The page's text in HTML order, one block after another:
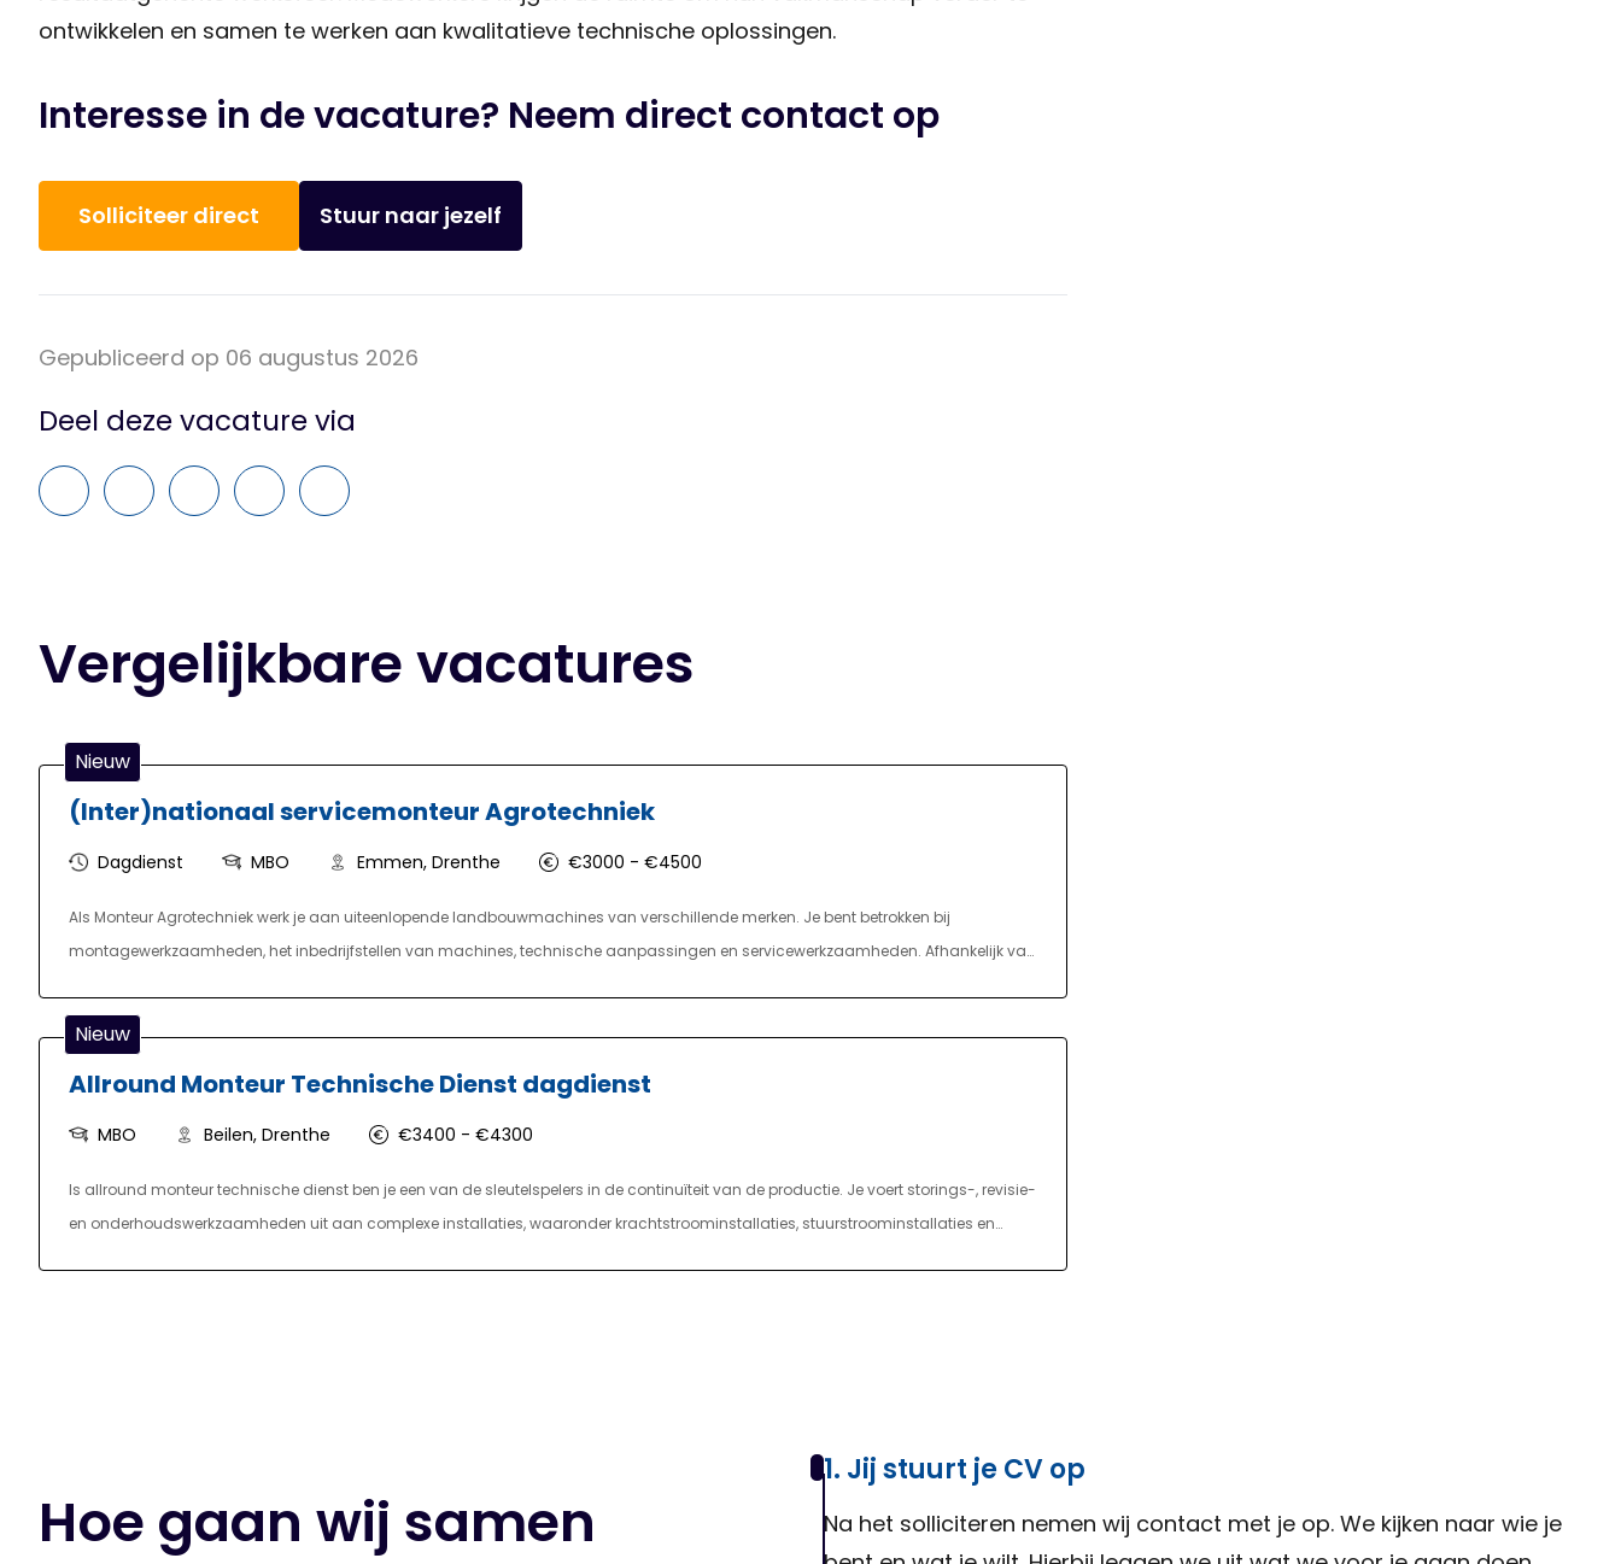
ontwikkelen en samen te werken aan kwalitatieve technische oplossingen.
Interesse in de vacature? Neem direct contact op
Solliciteer direct Stuur naar jezelf
Gepubliceerd op 06 augustus 2026
Deel deze vacature via
Vergelijkbare vacatures
Nieuw
(Inter)nationaal servicemonteur Agrotechniek
Dagdienst MBO Emmen, Drenthe €3000 - €4500
Als Monteur Agrotechniek werk je aan uiteenlopende landbouwmachines van verschillende merken. Je bent betrokken bij
montagewerkzaamheden, het inbedrijfstellen van machines, technische aanpassingen en servicewerkzaamheden. Afhankelijk van
Nieuw
Allround Monteur Technische Dienst dagdienst
MBO Beilen, Drenthe €3400 - €4300
ls allround monteur technische dienst ben je een van de sleutelspelers in de continuïteit van de productie. Je voert storings-, revisie-
en onderhoudswerkzaamheden uit aan complexe installaties, waaronder krachtstroominstallaties, stuurstroominstallaties en
Hoe gaan wij samen
1. Jij stuurt je CV op
Na het solliciteren nemen wij contact met je op. We kijken naar wie je